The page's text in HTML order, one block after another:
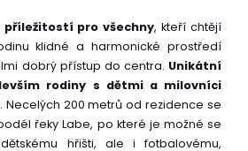
příležitostí pro všechny, kteří chtějí
klidné a harmonické prostředí
dobrý přístup do centra. Unikátní
rodiny s dětmi a milovníci
. Necelých 200 metrů od rezidence se
řeky Labe, po které je možné se
hřišti, ale i fotbalovému,